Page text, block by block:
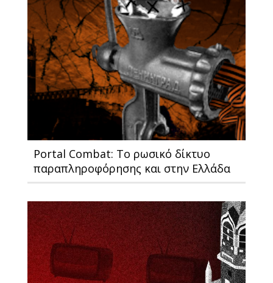
Portal Combat: Το ρωσικό δίκτυο
παραπληροφόρησης και στην Ελλάδα